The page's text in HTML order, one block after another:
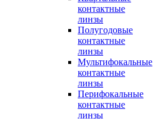
контактные
линзы
Полугодовые
контактные
линзы
Мультифокальные
контактные
линзы
Перифокальные
контактные
линзы